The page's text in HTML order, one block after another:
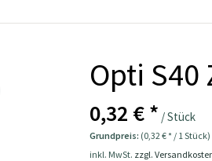
Opti
0,32 € * / Stück
Grundpreis: (0,32 € * / 1 Stück)
inkl. MwSt. zzgl.